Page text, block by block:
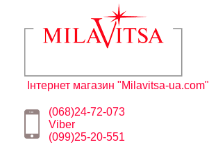
Інтернет магазин "Milavitsa-ua.com"
(068)24-72-073
Viber
(099)25-20-551